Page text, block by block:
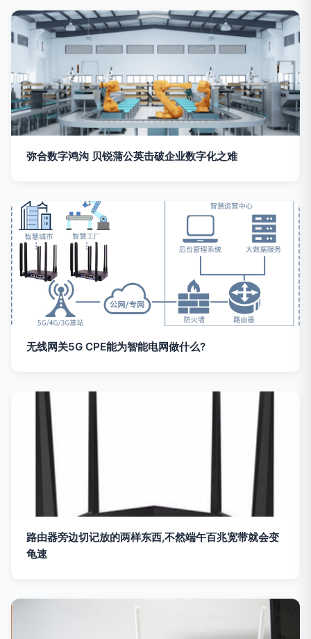
弥合数字鸿沟 贝锐蒲公英击破企业数字化之难
无线网关5G CPE能为智能电网做什么?
路由器旁边切记放的两样东西,不然端午百兆宽带就会变
龟速